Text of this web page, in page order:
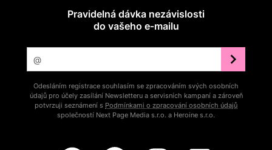
Pravidelná dávka nezávislosti
do vašeho e‑mailu
Odesláním registrace souhlasím se zpracováním svých osobních
údajů pro účely zasílání Newsletteru a servisních kampaní a zároveň
potvrzuji seznámení s Podmínkami o zpracování osobních údajů
společností Next Page Media s.r.o. a Heroine s.r.o.